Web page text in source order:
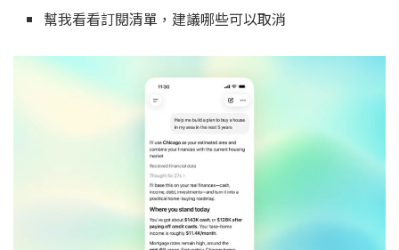
幫我看看訂閱清單，建議哪些可以取消